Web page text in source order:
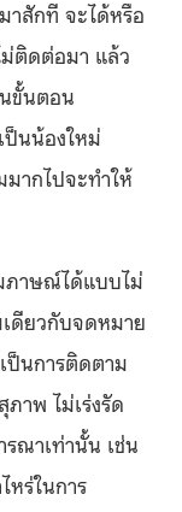
สักที จะได้หรือ
ติดต่อมา แล้ว
นขั้นตอน
นน้องใหม่
มากไปจะทำให้
ภาษณ์ได้แบบไม่
ดียวกับจดหมาย
ป็นการติดตาม
าพ ไม่เร่งรัด
ณาเท่านั้น เช่น
หร่ในการ